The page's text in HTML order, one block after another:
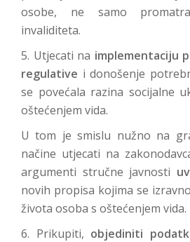
osobe, ne samo
invaliditeta.
5. Utjecati na implementaciju
regulative i donošenje
se povećala razina socijalne
oštećenjem vida.
U tom je smislu nužno na
načine utjecati na
argumenti stručne javnosti
novih propisa kojima se
života osoba s oštećenjem vida.
6. Prikupiti, objediniti